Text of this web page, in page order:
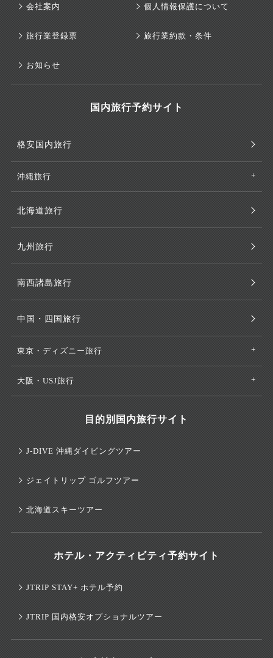
会社案内 個人情報保護について
旅行業登録票 旅行業約款・条件
お知らせ
国内旅行予約サイト
格安国内旅行
沖縄旅行
北海道旅行
九州旅行
南西諸島旅行
中国・四国旅行
東京・ディズニー旅行
大阪・USJ旅行
目的別国内旅行サイト
J-DIVE 沖縄ダイビングツアー
ジェイトリップ ゴルフツアー
北海道スキーツアー
ホテル・アクティビティ予約サイト
JTRIP STAY+ ホテル予約
JTRIP 国内格安オプショナルツアー